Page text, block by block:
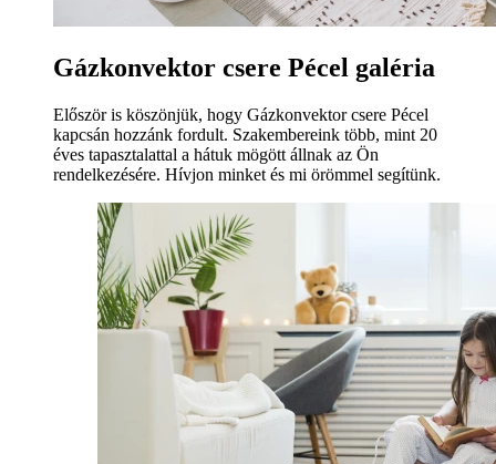
Gázkonvektor csere Pécel galéria
Először is köszönjük, hogy Gázkonvektor csere Pécel
kapcsán hozzánk fordult. Szakembereink több, mint 20
éves tapasztalattal a hátuk mögött állnak az Ön
rendelkezésére. Hívjon minket és mi örömmel segítünk.